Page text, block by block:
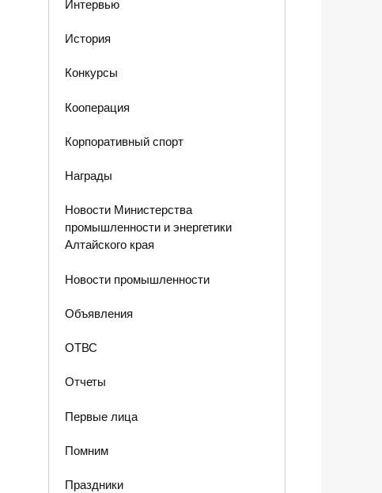
Интервью
История
Конкурсы
Кооперация
Корпоративный спорт
Награды
Новости Министерства
промышленности и энергетики
Алтайского края
Новости промышленности
Объявления
ОТВС
Отчеты
Первые лица
Помним
Праздники